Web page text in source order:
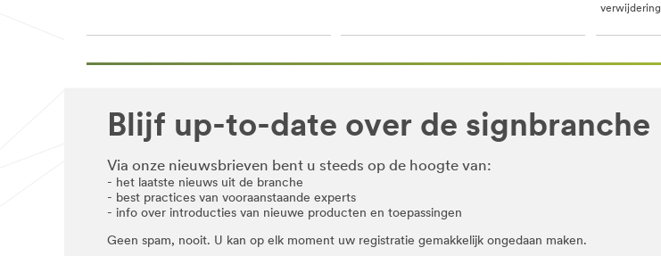
/3M/nl_BE/graphics-
be/applications/vehicle-
**Site
EVCharging_Solutions
url**
verwijdering
**Site
Coloured
url**
Gekleurde
folies
/3M/nl_BE/company-
base-
Blijf up-to-date over de signbranche
Via onze nieuwsbrieven bent u steeds op de hoogte van:
- het laatste nieuws uit de branche
- best practices van vooraanstaande experts
- info over introducties van nieuwe producten en toepassingen
Geen spam, nooit. U kan op elk moment uw registratie gemakkelijk ongedaan maken.